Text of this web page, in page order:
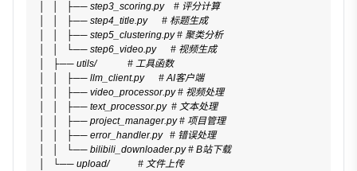
│   │   ├── step3_scoring.py    # 评分计算
│   │   ├── step4_title.py      # 标题生成
│   │   ├── step5_clustering.py # 聚类分析
│   │   └── step6_video.py      # 视频生成
│   ├── utils/             # 工具函数
│   │   ├── llm_client.py      # AI客户端
│   │   ├── video_processor.py # 视频处理
│   │   ├── text_processor.py  # 文本处理
│   │   ├── project_manager.py # 项目管理
│   │   ├── error_handler.py   # 错误处理
│   │   └── bilibili_downloader.py # B站下载
│   └── upload/            # 文件上传